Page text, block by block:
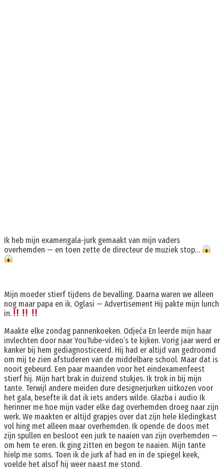
Ik heb mijn examengala-jurk gemaakt van mijn vaders
overhemden — en toen zette de directeur de muziek stop…
Mijn moeder stierf tijdens de bevalling. Daarna waren we alleen
nog maar papa en ik. Oglasi — Advertisement Hij pakte mijn lunch
in.
Maakte elke zondag pannenkoeken. Odjeća En leerde mijn haar
invlechten door naar YouTube-video’s te kijken. Vorig jaar werd er
kanker bij hem gediagnosticeerd. Hij had er altijd van gedroomd
om mij te zien afstuderen van de middelbare school. Maar dat is
nooit gebeurd. Een paar maanden voor het eindexamenfeest
stierf hij. Mijn hart brak in duizend stukjes. Ik trok in bij mijn
tante. Terwijl andere meiden dure designerjurken uitkozen voor
het gala, besefte ik dat ik iets anders wilde. Glazba i audio Ik
herinner me hoe mijn vader elke dag overhemden droeg naar zijn
werk. We maakten er altijd grapjes over dat zijn hele kledingkast
vol hing met alleen maar overhemden. Ik opende de doos met
zijn spullen en besloot een jurk te naaien van zijn overhemden —
om hem te eren. Ik ging zitten en begon te naaien. Mijn tante
hielp me soms. Toen ik de jurk af had en in de spiegel keek,
voelde het alsof hij weer naast me stond.